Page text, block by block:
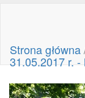
Strona główna
31.05.2017 r. -